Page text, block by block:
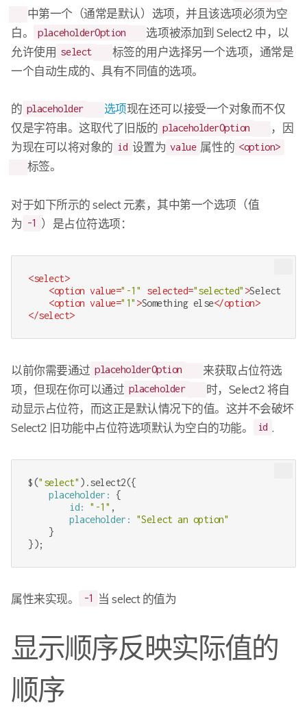
中第一个（通常是默认）选项，并且该选项必须为空
白。
placeholderOption
选项被添加到 Select2 中，以
允许使用 select
标签的用户选择另一个选项，通常是
一个自动生成的、具有不同值的选项。
的 placeholder 选项现在还可以接受一个对象而不仅
仅是字符串。这取代了旧版的 placeholderOption
，因
为现在可以将对象的 id 设置为 value 属性的 <option>
标签。
对于如下所示的 select 元素，其中第一个选项（值
为 -1 ）是占位符选项：
<select>
<option value="-1" selected="selected" >Select an
<option value="1" >Something else</option>
</select>
以前你需要通过 placeholderOption
来获取占位符选
项，但现在你可以通过 placeholder
时，Select2 将自
动显示占位符，而这正是默认情况下的值。这并不会破坏
Select2 旧功能中占位符选项默认为空白的功能。
id .
$("select"
    placeholder:
        id:
"-1"
        placeholder:
"Select an option"
    }
});
属性来实现。 -1 当 select 的值为
显示顺序反映实际值的
顺序